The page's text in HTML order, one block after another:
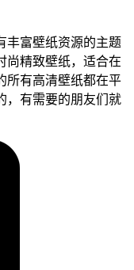
丰富壁纸资源的主题
尚精致壁纸，适合在
所有高清壁纸都在平
，有需要的朋友们就